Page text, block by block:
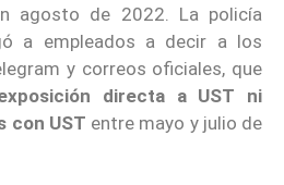
agosto de 2022. La policía
a empleados a decir a los
y correos oficiales, que
directa a UST ni
con UST entre mayo y julio de